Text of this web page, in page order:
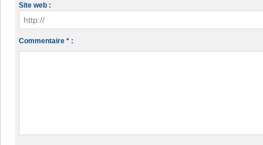
Site web :
Commentaire * :